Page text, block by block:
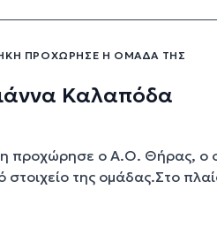
ΠΡΟΧΏΡΗΣΕ Η ΟΜΆΔΑ ΤΗΣ
Καλαπόδα
προχώρησε ο Α.Ο. Θήρας, ο
στοιχείο της ομάδας.Στο